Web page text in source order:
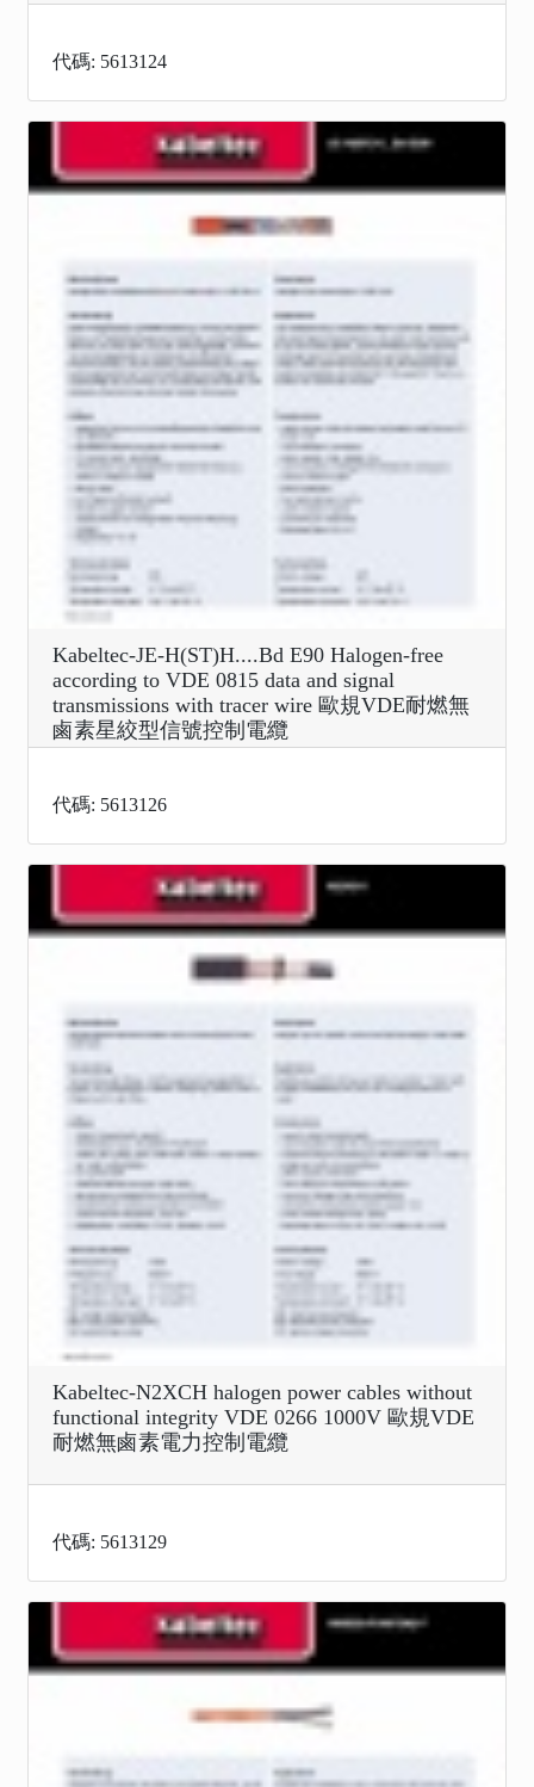
代碼: 5613124
Kabeltec-JE-H(ST)H....Bd E90 Halogen-free
according to VDE 0815 data and signal
transmissions with tracer wire 歐規VDE耐燃無
鹵素星絞型信號控制電纜
代碼: 5613126
Kabeltec-N2XCH halogen power cables without
functional integrity VDE 0266 1000V 歐規VDE
耐燃無鹵素電力控制電纜
代碼: 5613129